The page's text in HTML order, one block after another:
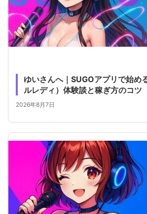
ゆいさんへ｜SUGOアプリで始め
ルレディ）体験談と稼ぎ方のコツ
2026年8月7日